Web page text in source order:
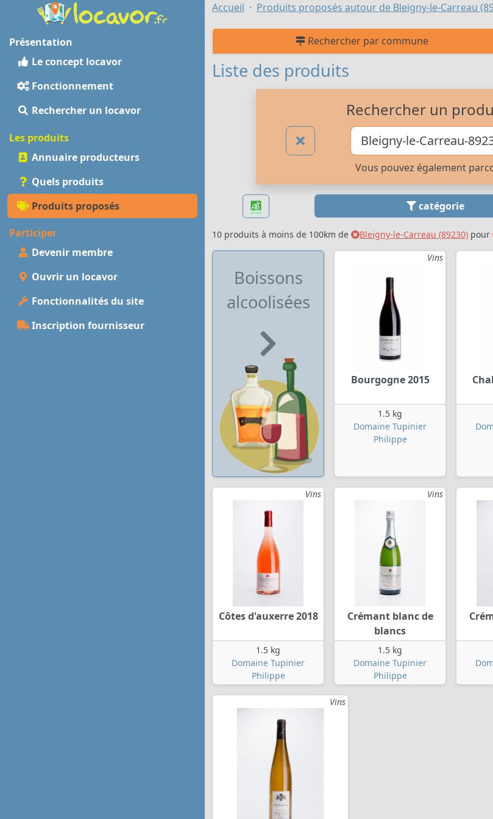
Présentation
Le concept locavor
Fonctionnement
Rechercher un locavor
Les produits
Annuaire producteurs
Quels produits
Produits proposés
Participer
Devenir membre
Ouvrir un locavor
Fonctionnalités du site
Inscription fournisseur
Accueil Produits proposés autour de Bleigny-le-Carreau
Rechercher par commune
Liste des produits
Rechercher un
Vous pouvez également
catégorie
10 produits à moins de 100km de Bleigny-le-Carreau (89230) pour
Boissons
alcoolisées
Vins
Bourgogne 2015
1.5 kg
Domaine Tupinier
Philippe
Vins
Côtes d'auxerre 2018
1.5 kg
Domaine Tupinier
Philippe
Vins
Crémant blanc de
blancs
1.5 kg
Domaine Tupinier
Philippe
Vins